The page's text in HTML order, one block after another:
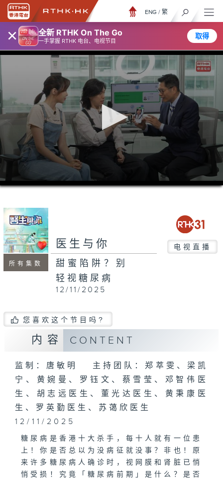
× 全新 RTHK On The Go
一手掌握 RTHK 电台、电视节目
取得
ENG / 繁
0
seconds
minutes,
seconds
所有集数
医生与你 电视直播
甜蜜陷阱？别
轻视糖尿病
12/11/2025
您喜欢这个节目吗?
内容 CONTENT
监制：唐敏明 主持团队：郑萃雯、梁凯
宁、黄婉曼、罗钰文、蔡雪莹、邓智伟医
生、胡志远医生、董光达医生、黄秉康医
生、罗英勤医生、苏蔼欣医生
12/11/2025
糖尿病是香港十大杀手，每十人就有一位患
上！你是否总以为没病征就没事？非也！原
来许多糖尿病人确诊时，视网膜和肾脏已悄
悄受损！究竟「糖尿病前期」是什么？是否